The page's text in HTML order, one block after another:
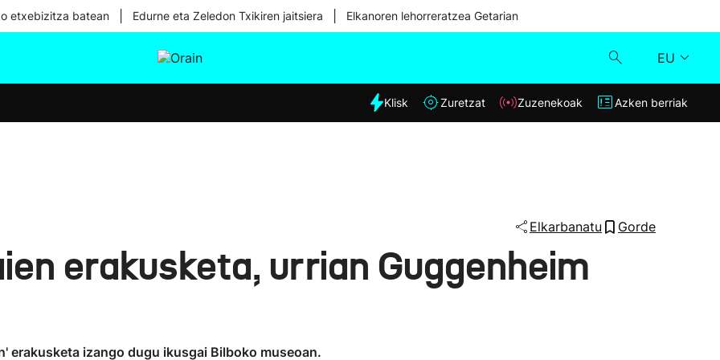
etxebizitza batean Edurne eta Zeledon Txikiren jaitsiera Elkanoren lehorreratzea Getarian
EU
Eguraldia
Klisk
Klisk Zuretzat Zuzenekoak Azken berriak
Elkarbanatu Gorde
erakusketa, urrian Guggenheim
erakusketa izango dugu ikusgai Bilboko museoan.